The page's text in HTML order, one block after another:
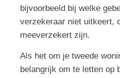
bijvoorbeeld bij welke
verzekeraar niet uitkeert,
meeverzekert zijn.
Als het om je tweede
belangrijk om te letten op